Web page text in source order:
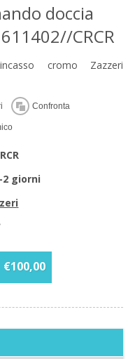
doccia
CRCR
cromo Zazzeri
2 giorni
€100,00